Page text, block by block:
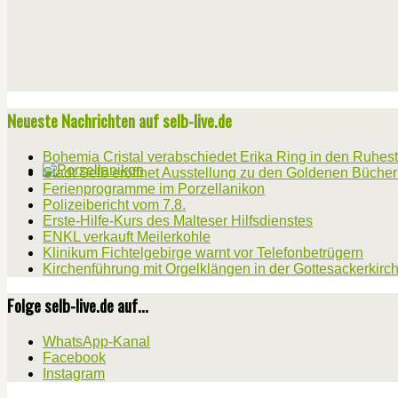
Neueste Nachrichten auf selb-live.de
Bohemia Cristal verabschiedet Erika Ring in den
Stadt Selb eröffnet Ausstellung zu den Goldenen
Ferienprogramme im Porzellanikon
Polizeibericht vom 7.8.
Erste-Hilfe-Kurs des Malteser Hilfsdienstes
ENKL verkauft Meilerkohle
Klinikum Fichtelgebirge warnt vor Telefonbetrügern
Kirchenführung mit Orgelklängen in der
Folge selb-live.de auf...
WhatsApp-Kanal
Facebook
Instagram